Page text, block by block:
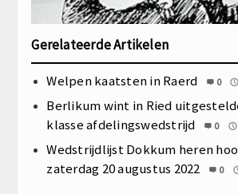
Gerelateerde Artikelen
Welpen kaatsten in Raerd 0
Berlikum wint in Ried
klasse afdelingswedstrijd
0
Wedstrijdlijst Dokkum heren
zaterdag 20 augustus 2022
0